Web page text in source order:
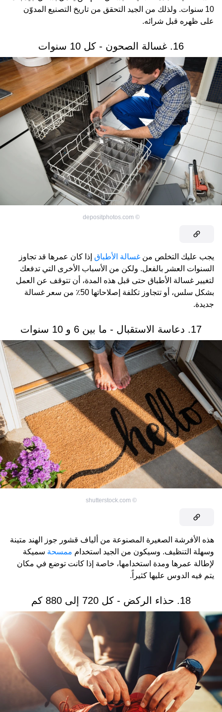
10 سنوات. ولذلك من الجيد التحقق من تاريخ التصنيع المدوّن
على ظهره قبل شرائه.
16. غسالة الصحون - كل 10 سنوات
©
depositphotos.com
يجب عليك التخلص من غسالة الأطباق إذا كان عمرها قد تجاوز
السنوات العشر بالفعل. ولكن من الأسباب الأخرى التي تدفعك
لتغيير غسالة الأطباق حتى قبل هذه المدة، أن تتوقف عن العمل
بشكل سلس، أو تتجاوز تكلفة إصلاحاتها 50٪ من سعر غسالة
جديدة.
17. دعاسة الاستقبال - ما بين 6 و 10 سنوات
©
shutterstock.com
هذه الأفرشة الصغيرة المصنوعة من ألياف قشور جوز الهند متينة
وسهلة التنظيف. وسيكون من الجيد استخدام ممسحة سميكة
لإطالة عمرها ومدة استخدامها، خاصة إذا كانت توضع في مكان
يتم فيه الدوس عليها كثيراً.
18. حذاء الركض - كل 720 إلى 880 كم